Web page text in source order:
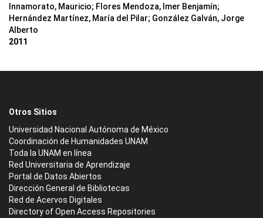
Innamorato, Mauricio; Flores Mendoza, Imer Benjamín;
Hernández Martínez, María del Pilar; González Galván, Jorge
Alberto
2011
Otros Sitios
Universidad Nacional Autónoma de México
Coordinación de Humanidades UNAM
Toda la UNAM en línea
Red Universitaria de Aprendizaje
Portal de Datos Abiertos
Dirección General de Bibliotecas
Red de Acervos Digitales
Directory of Open Access Repositories